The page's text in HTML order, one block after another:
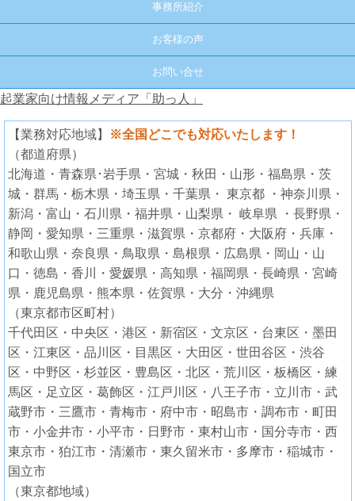
事務所紹介
お客様の声
お問い合せ
起業家向け情報メディア「助っ人」
【業務対応地域】
※全国どこでも対応いたします！
（都道府県）
北海道・青森県･岩手県・宮城・秋田・山形・福島県・茨
城・群馬・栃木県・埼玉県・千葉県・ 東京都 ・神奈川県・
新潟・富山・石川県・福井県・山梨県・ 岐阜県 ・長野県・
静岡・愛知県・三重県・滋賀県・京都府・大阪府・兵庫・
和歌山県・奈良県・鳥取県・島根県・広島県・岡山・山
口・徳島・香川・愛媛県・高知県・福岡県・長崎県・宮崎
県・鹿児島県・熊本県・佐賀県・大分・沖縄県
（東京都市区町村）
千代田区・中央区・港区・新宿区・文京区・台東区・墨田
区・江東区・品川区・目黒区・大田区・世田谷区・渋谷
区・中野区・杉並区・豊島区・北区・荒川区・板橋区・練
馬区・足立区・葛飾区・江戸川区・八王子市・立川市・武
蔵野市・三鷹市・青梅市・府中市・昭島市・調布市・町田
市・小金井市・小平市・日野市・東村山市・国分寺市・西
東京市・狛江市・清瀬市・東久留米市・多摩市・稲城市・
国立市
（東京都地域）